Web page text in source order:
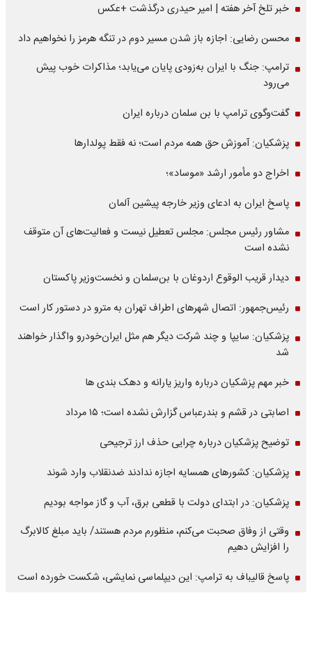
خبر تلخ آخر هفته | امیر حیدری درگذشت +عکس
محسن رضایی: اجازه باز شدن مسیر دوم در تنگه هرمز را نخواهیم داد
ترامپ: جنگ با ایران به‌زودی پایان می‌یابد؛ مذاکرات خوب پیش
می‌رود
گفت‌وگوی ترامپ با بن سلمان درباره ایران
پزشکیان: آموزش حق همه مردم است؛ نه فقط پولدارها
اخراج دو مأمور ارشد «موساد»؛
پاسخ ایران به ادعای وزیر خارجه پیشین آلمان
مشاور رئیس مجلس: مجلس تعطیل نیست و فعالیت‌های آن متوقف
نشده است
دیدار قریب الوقوع اردوغان با بن‌سلمان و نخست‌وزیر پاکستان
رئیس‌جمهور: اتصال شهرهای اطراف تهران به مترو در دستور کار است
پزشکیان: سایپا و چند شرکت دیگر هم مثل ایران‌خودرو واگذار خواهند
شد
خبر مهم پزشکیان درباره واریز یارانه و دهک بندی ها
اصابتی در قشم و بندرعباس گزارش نشده است؛ ۱۵ مرداد
توضیح پزشکیان درباره چرایی حذف ارز ترجیحی
پزشکیان: کشورهای همسایه اجازه ندادند ضدنقلاب وارد شوند
پزشکیان: در ابتدای دولت با قطعی برق، آب و گاز مواجه بودیم
وقتی از وفاق صحبت می‌کنم، منظورم مردم هستند/ باید مبلغ کالابرگ
را افزایش دهیم
پاسخ قالیباف به ترامپ: این دیپلماسی نمایشی، شکست خورده است